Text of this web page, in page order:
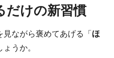
だけの新習慣
ながら褒めてあげる「ほ
うか。